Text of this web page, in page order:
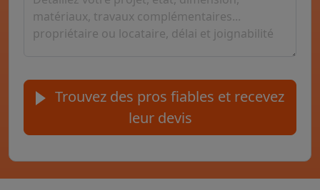
Trouvez des pros fiables et recevez
leur devis